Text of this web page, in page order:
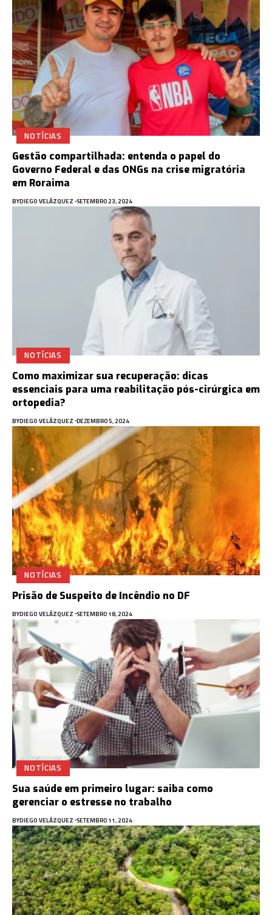
NOTÍCIAS
Gestão compartilhada: entenda o papel do
Governo Federal e das ONGs na crise migratória
em Roraima
BYDIEGO VELÁZQUEZ SETEMBRO 23, 2024
NOTÍCIAS
Como maximizar sua recuperação: dicas
essenciais para uma reabilitação pós-cirúrgica em
ortopedia?
BYDIEGO VELÁZQUEZ DEZEMBRO 5, 2024
NOTÍCIAS
Prisão de Suspeito de Incêndio no DF
BYDIEGO VELÁZQUEZ SETEMBRO 18, 2024
NOTÍCIAS
Sua saúde em primeiro lugar: saiba como
gerenciar o estresse no trabalho
BYDIEGO VELÁZQUEZ SETEMBRO 11, 2024